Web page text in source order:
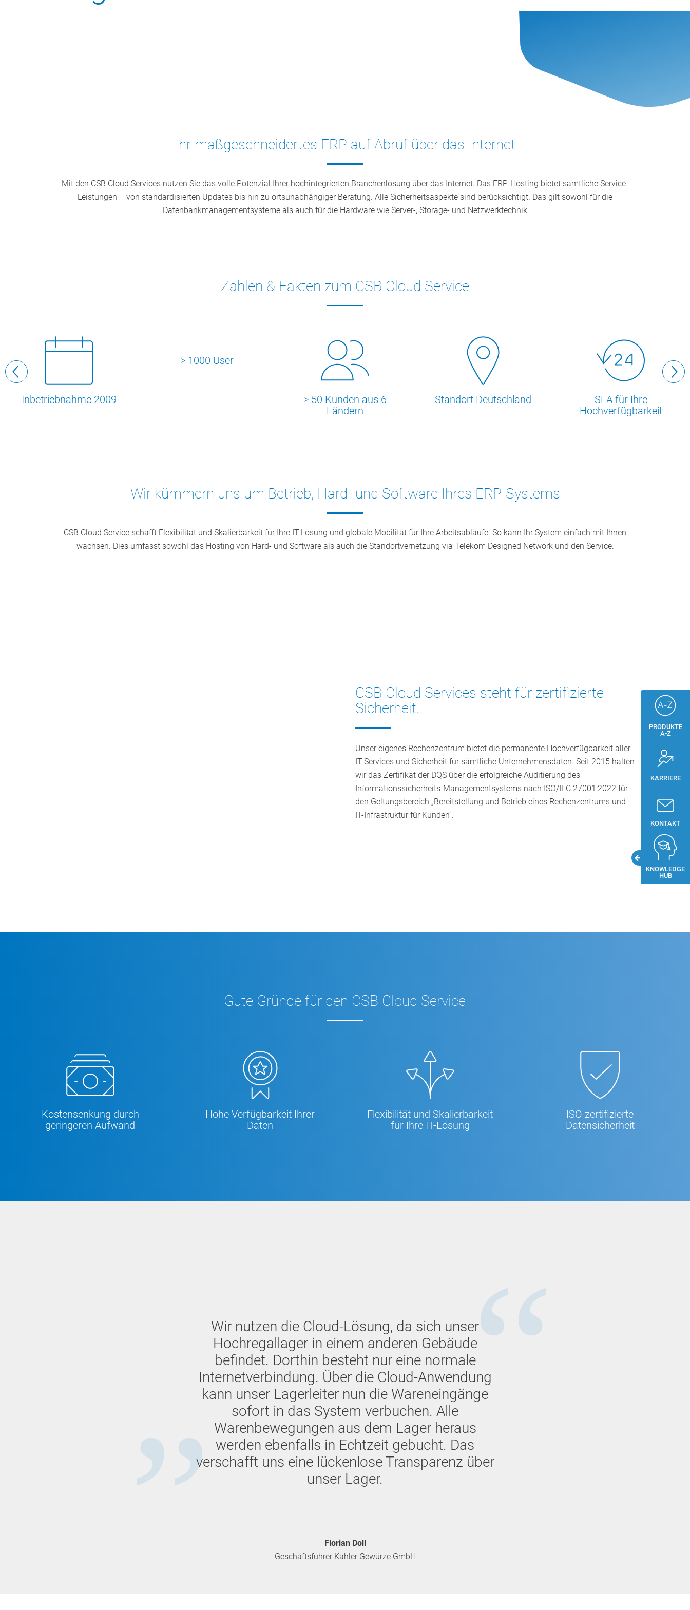
PRODUKTE
A-Z
KARRIERE
KONTAKT
KNOWLEDGE
HUB
Ihr maßgeschneidertes ERP auf Abruf über das Internet
Mit den CSB Cloud Services nutzen Sie das volle Potenzial Ihrer hochintegrierten Branchenlösung über das Internet. Das ERP-Hosting bietet sämtliche Service-
Leistungen – von standardisierten Updates bis hin zu ortsunabhängiger Beratung. Alle Sicherheitsaspekte sind berücksichtigt. Das gilt sowohl für die
Datenbankmanagementsysteme als auch für die Hardware wie Server-, Storage- und Netzwerktechnik
Zahlen & Fakten zum CSB Cloud Service
Inbetriebnahme 2009
> 1000 User
> 50 Kunden aus 6
Ländern
Standort Deutschland
SLA für Ihre
Hochverfügbarkeit
Wir kümmern uns um Betrieb, Hard- und Software Ihres ERP-Systems
CSB Cloud Service schafft Flexibilität und Skalierbarkeit für Ihre IT-Lösung und globale Mobilität für Ihre Arbeitsabläufe. So kann Ihr System einfach mit Ihnen
wachsen. Dies umfasst sowohl das Hosting von Hard- und Software als auch die Standortvernetzung via Telekom Designed Network und den Service.
CSB Cloud Services steht für zertifizierte
Sicherheit.
Unser eigenes Rechenzentrum bietet die permanente Hochverfügbarkeit aller
IT-Services und Sicherheit für sämtliche Unternehmensdaten. Seit 2015 halten
wir das Zertifikat der DQS über die erfolgreiche Auditierung des
Informationssicherheits-Managementsystems nach ISO/IEC 27001:2022 für
den Geltungsbereich „Bereitstellung und Betrieb eines Rechenzentrums und
IT-Infrastruktur für Kunden“.
Gute Gründe für den CSB Cloud Service
Kostensenkung durch
geringeren Aufwand
Hohe Verfügbarkeit Ihrer
Daten
Flexibilität und Skalierbarkeit
für Ihre IT-­Lösung
ISO­ zertifizierte
Datensicherheit
Wir nutzen die Cloud-Lösung, da sich unser
Hochregallager in einem anderen Gebäude
befindet. Dorthin besteht nur eine normale
Internetverbindung. Über die Cloud-Anwendung
kann unser Lagerleiter nun die Wareneingänge
sofort in das System verbuchen. Alle
Warenbewegungen aus dem Lager heraus
werden ebenfalls in Echtzeit gebucht. Das
verschafft uns eine lückenlose Transparenz über
unser Lager.
Florian Doll
Geschäftsführer Kahler Gewürze GmbH